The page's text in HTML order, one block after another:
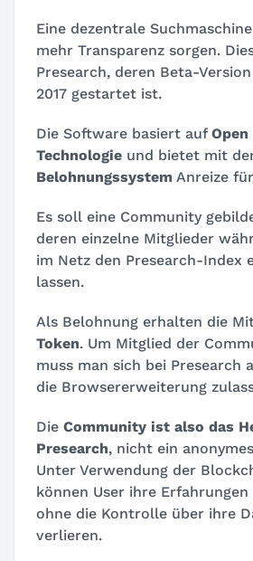
Eine dezentrale
mehr Transparenz sorgen.
Presearch, deren Beta-
2017 gestartet ist.
Die Software basiert aufOpen
Technologie und bietet mit
Belohnungssystem Anreize
Es soll eine Community
deren einzelne Mitglieder
im Netz den Presearch-Index
lassen.
Als Belohnung erhalten die
Token. Um Mitglied der
muss man sich bei Presearch
die Browsererweiterung
Die Community ist also das
Presearch, nicht ein
Unter Verwendung der
können User ihre
ohne die Kontrolle über ihre
verlieren.